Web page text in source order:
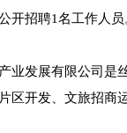
开招聘1名工作人
业发展有限公司是
区开发、文旅招商